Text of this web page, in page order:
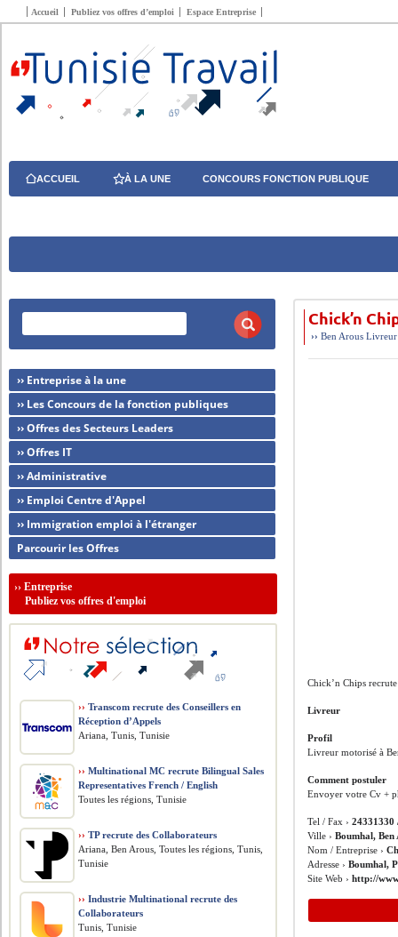
Accueil Publiez vos offres d’emploi Espace Entreprise
ACCUEIL À LA UNE CONCOURS FONCTION PUBLIQUE
Chick’n
››Ben Arous Livreur
Chick’n Chips recrute
Livreur
Profil
Livreur motorisé à
Comment postuler
Envoyer votre Cv +
Tel / Fax ›24331330
Ville ›Boumhal, Ben
Nom / Entreprise ›
Adresse ›Boumhal,
Site Web ›http://
›› Entreprise à la une
›› Les Concours de la fonction publiques
›› Offres des Secteurs Leaders
›› Offres IT
›› Administrative
›› Emploi Centre d'Appel
›› Immigration emploi à l'étranger
Parcourir les Offres
››Entreprise
Publiez vos offres d'emploi
›› Transcom recrute des Conseillers en
Réception d’Appels
Ariana, Tunis, Tunisie
›› Multinational MC recrute Bilingual Sales
Representatives French / English
Toutes les régions, Tunisie
›› TP recrute des Collaborateurs
Ariana, Ben Arous, Toutes les régions, Tunis,
Tunisie
›› Industrie Multinational recrute des
Collaborateurs
Tunis, Tunisie